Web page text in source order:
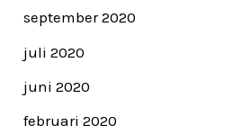
september 2020
juli 2020
juni 2020
februari 2020